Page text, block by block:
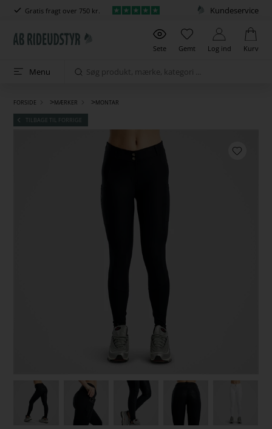
Gratis fragt over 750 kr. Kundeservice
Sete Gemt Log ind Kurv
Menu
FORSIDE >MÆRKER >MONTAR
TILBAGE TIL FORRIGE